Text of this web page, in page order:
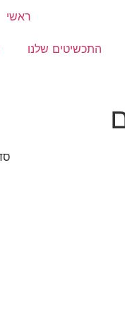
ראשי
התכשיטים שלנו